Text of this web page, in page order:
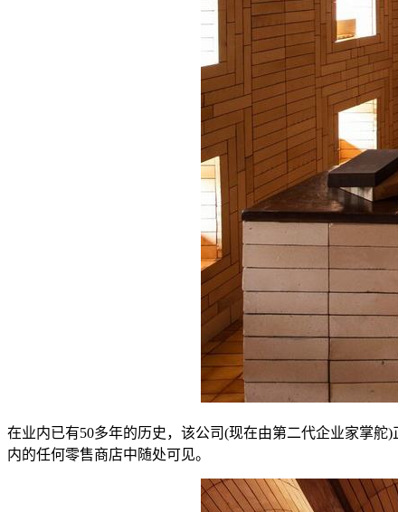
在业内已有50多年的历史，该公司(现在由第二代企业家掌
内的任何零售商店中随处可见。